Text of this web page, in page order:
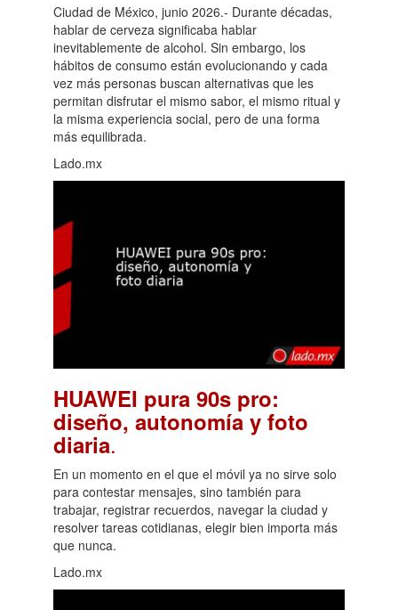
Ciudad de México, junio 2026.- Durante décadas,
hablar de cerveza significaba hablar
inevitablemente de alcohol. Sin embargo, los
hábitos de consumo están evolucionando y cada
vez más personas buscan alternativas que les
permitan disfrutar el mismo sabor, el mismo ritual y
la misma experiencia social, pero de una forma
más equilibrada.
Lado.mx
HUAWEI pura 90s pro:
diseño, autonomía y foto
diaria.
En un momento en el que el móvil ya no sirve solo
para contestar mensajes, sino también para
trabajar, registrar recuerdos, navegar la ciudad y
resolver tareas cotidianas, elegir bien importa más
que nunca.
Lado.mx